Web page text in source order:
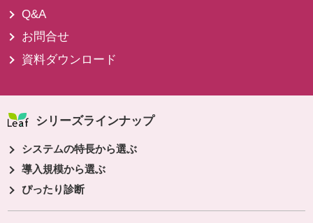
Q&A
お問合せ
資料ダウンロード
シリーズラインナップ
システムの特長から選ぶ
導入規模から選ぶ
ぴったり診断